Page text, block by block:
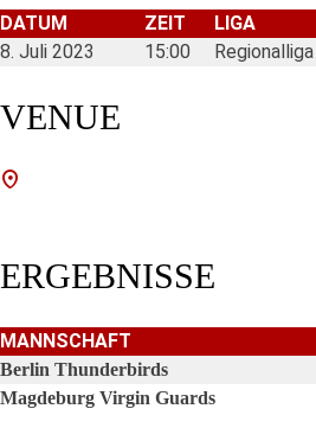
DATUM ZEIT LIGA
8. Juli 2023
15:00
VENUE
ERGEBNISSE
MANNSCHAFT
Berlin Thunderbirds
Magdeburg Virgin Guards